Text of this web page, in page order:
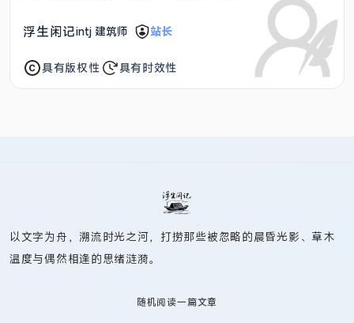
浮生闲记intj 建筑师 站长
具有版权性 具有时效性
以文字为舟，溯流时光之河，打捞那些被忽略的晨昏光影、草木
温度与偶然相逢的思绪涟漪。
随机阅读一篇文章